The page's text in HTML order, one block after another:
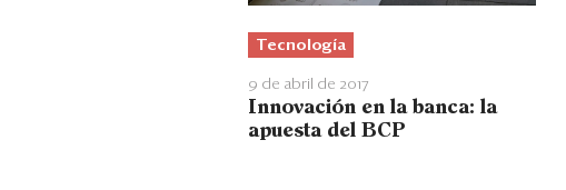
Tecnología
9 de abril de 2017
Innovación en la banca: la
apuesta del BCP